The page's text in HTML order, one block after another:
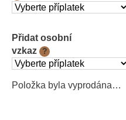
Přidat osobní
vzkaz
?
Položka byla vyprodána…